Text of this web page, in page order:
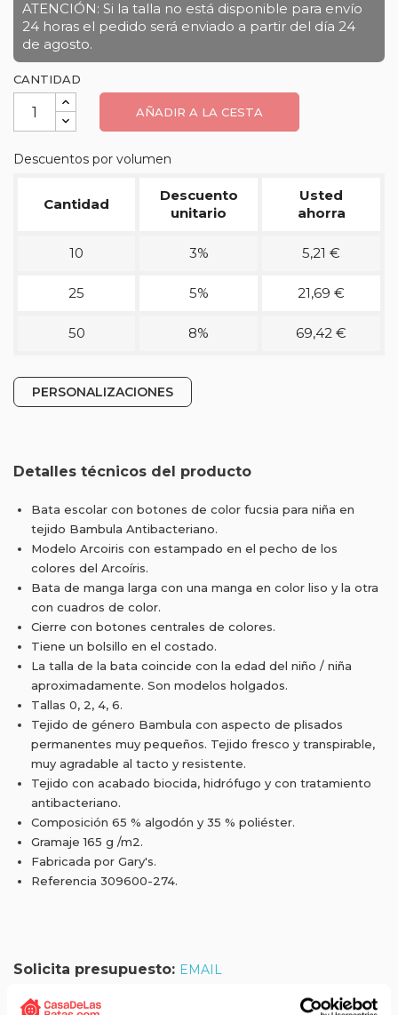
ATENCIÓN: Si la talla no está disponible para envío
24 horas el pedido será enviado a partir del día 24
de agosto.
CANTIDAD
AÑADIR A LA CESTA
Descuentos por volumen
Cantidad
Descuento
unitario
Usted
ahorra
10 3% 5,21 €
25 5% 21,69 €
50 8% 69,42 €
PERSONALIZACIONES
Detalles técnicos del producto
Bata escolar con botones de color fucsia para niña en
tejido Bambula Antibacteriano.
Modelo Arcoiris con estampado en el pecho de los
colores del Arcoíris.
Bata de manga larga con una manga en color liso y la otra
con cuadros de color.
Cierre con botones centrales de colores.
Tiene un bolsillo en el costado.
La talla de la bata coincide con la edad del niño / niña
aproximadamente. Son modelos holgados.
Tallas 0, 2, 4, 6.
Tejido de género Bambula con aspecto de plisados
permanentes muy pequeños. Tejido fresco y transpirable,
muy agradable al tacto y resistente.
Tejido con acabado biocida, hidrófugo y con tratamiento
antibacteriano.
Composición 65 % algodón y 35 % poliéster.
Gramaje 165 g /m2.
Fabricada por Gary's.
Referencia 309600-274.
Solicita presupuesto: EMAIL
Envío gratis a partir de 75 €+IVA (90 € IVA incl.)